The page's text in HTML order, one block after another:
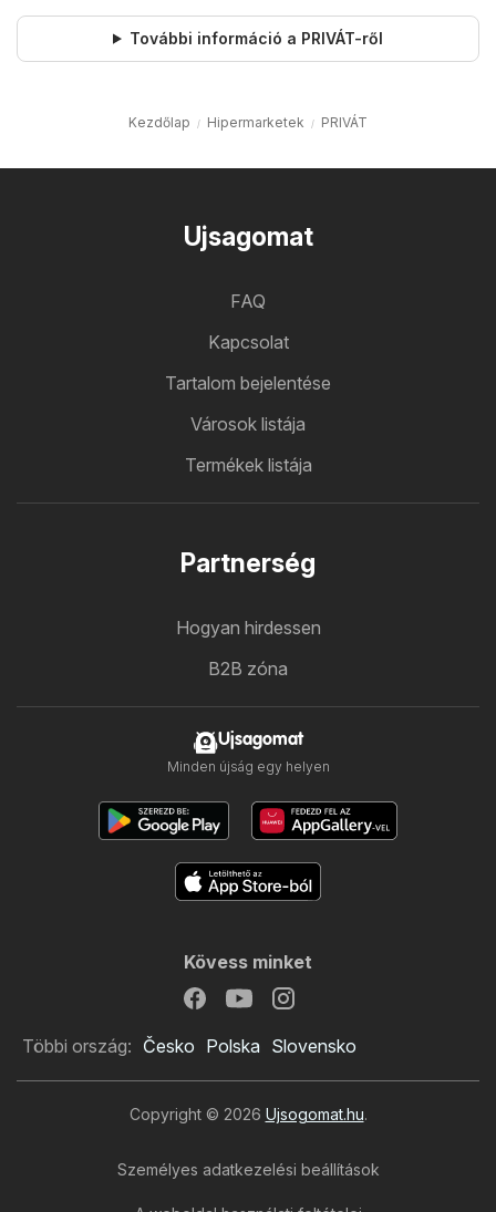
További információ a PRIVÁT-ről
Kezdőlap Hipermarketek PRIVÁT
Ujsagomat
FAQ
Kapcsolat
Tartalom bejelentése
Városok listája
Termékek listája
Partnerség
Hogyan hirdessen
B2B zóna
Ujsagomat
Minden újság egy helyen
Kövess minket
Többi ország: Česko Polska Slovensko
Copyright © 2026 Ujsogomat.hu.
Személyes adatkezelési beállítások